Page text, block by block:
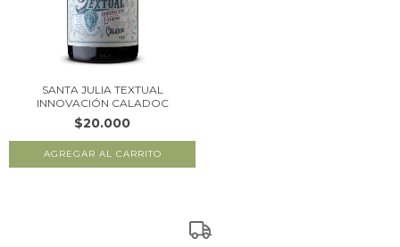
SANTA JULIA TEXTUAL
INNOVACIÓN CALADOC
$20.000